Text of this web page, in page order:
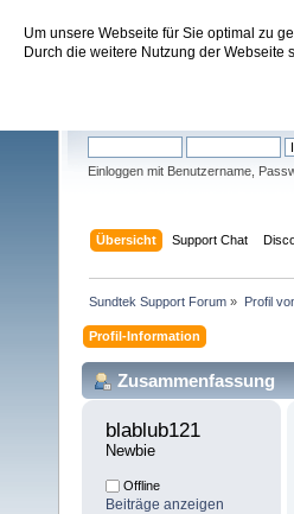
Um unsere Webseite für Sie optimal zu
Durch die weitere Nutzung der
Sundtek
Einloggen mit Benutzername,
Übersicht Support Chat
Sundtek Support Forum » Profil
Profil-Information
Zusammenfassung
blablub121
Newbie
Offline
Beiträge anzeigen